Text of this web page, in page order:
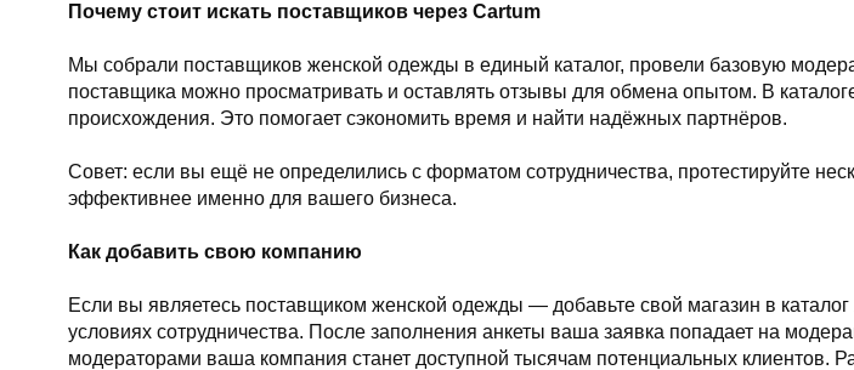
Почему стоит искать поставщиков через Cartum
Мы собрали поставщиков женской одежды в единый каталог, провели базовую
поставщика можно просматривать и оставлять отзывы для обмена опытом. В
происхождения. Это помогает сэкономить время и найти надёжных партнёров.
Совет: если вы ещё не определились с форматом сотрудничества, протестируйте
эффективнее именно для вашего бизнеса.
Как добавить свою компанию
Если вы являетесь поставщиком женской одежды — добавьте свой магазин в
условиях сотрудничества. После заполнения анкеты ваша заявка попадает на
модераторами ваша компания станет доступной тысячам потенциальных клиентов.